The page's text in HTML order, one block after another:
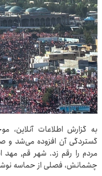
به گزارش اطلاعات
گستردگی آن افزوده می‌شد و
مردم را رقم زد. شهر قم, مهد
چشمانش، فصلی از حماسه